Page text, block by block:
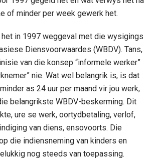
of minder per week gewerk het.
in 1997 weggeval met die wysigings
Diensvoorwaardes (WBDV). Tans,
van die konsep “informele werker”
nie. Wat wel belangrik is, is dat
as 24 uur per maand vir jou werk,
belangrikste WBDV-beskerming. Dit
ure se werk, oortydbetaling, verlof,
van diens, ensovoorts. Die
die indiensneming van kinders en
nog steeds van toepassing.